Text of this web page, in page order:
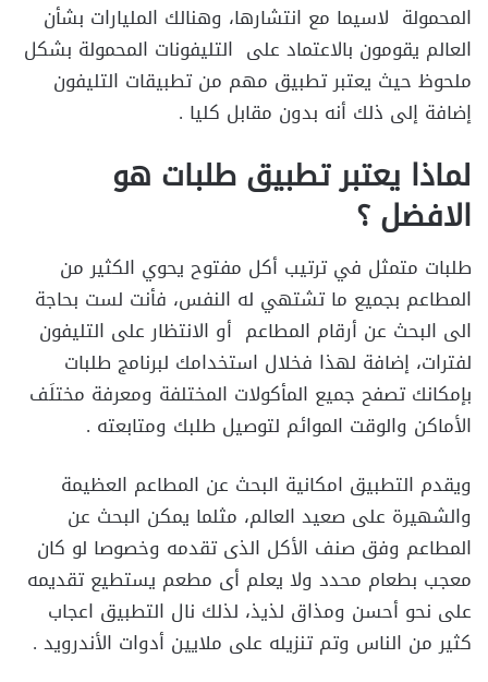
المحمولة لاسيما مع انتشارها، وهنالك المليارات بشأن
العالم يقومون بالاعتماد على التليفونات المحمولة بشكل
ملحوظ حيث يعتبر تطبيق مهم من تطبيقات التليفون
إضافة إلى ذلك أنه بدون مقابل كليا .
لماذا يعتبر تطبيق طلبات هو
الافضل ؟
طلبات متمثل في ترتيب أكل مفتوح يحوي الكثير من
المطاعم بجميع ما تشتهي له النفس، فأنت لست بحاجة
الى البحث عن أرقام المطاعم أو الانتظار على التليفون
لفترات، إضافة لهذا فخلال استخدامك لبرنامج طلبات
بإمكانك تصفح جميع المأكولات المختلفة ومعرفة مختلَف
الأماكن والوقت الموائم لتوصيل طلبك ومتابعته .
ويقدم التطبيق امكانية البحث عن المطاعم العظيمة
والشهيرة على صعيد العالم، مثلما يمكن البحث عن
المطاعم وفق صنف الأكل الذى تقدمه وخصوصا لو كان
معجب بطعام محدد ولا يعلم أى مطعم يستطيع تقديمه
على نحو أحسن ومذاق لذيذ، لذلك نال التطبيق اعجاب
كثير من الناس وتم تنزيله على ملايين أدوات الأندرويد .